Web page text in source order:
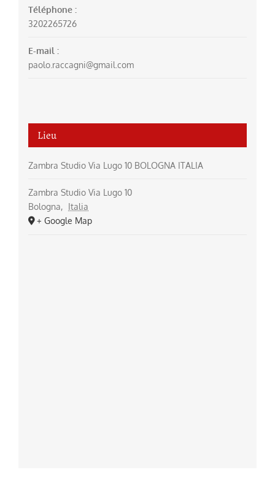
Téléphone :
3202265726
E-mail :
paolo.raccagni@gmail.com
Lieu
Zambra Studio Via Lugo 10 BOLOGNA ITALIA
Zambra Studio Via Lugo 10
Bologna,
Italia
+ Google Map